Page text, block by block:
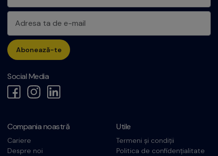
Abonează-te
Social Media
Compania noastră
Cariere
Despre noi
Utile
Termeni și condiții
Politica de confidențialitate